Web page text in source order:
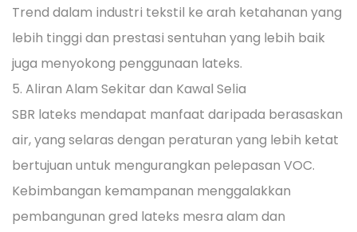
Trend dalam industri tekstil ke arah ketahanan yang
lebih tinggi dan prestasi sentuhan yang lebih baik
juga menyokong penggunaan lateks.
5. Aliran Alam Sekitar dan Kawal Selia
SBR lateks mendapat manfaat daripada berasaskan
air, yang selaras dengan peraturan yang lebih ketat
bertujuan untuk mengurangkan pelepasan VOC.
Kebimbangan kemampanan menggalakkan
pembangunan gred lateks mesra alam dan